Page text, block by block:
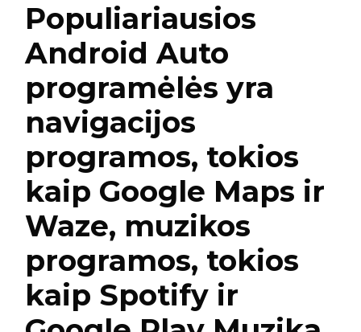
Populiariausios
Android Auto
programėlės yra
navigacijos
programos, tokios
kaip Google Maps ir
Waze, muzikos
programos, tokios
kaip Spotify ir